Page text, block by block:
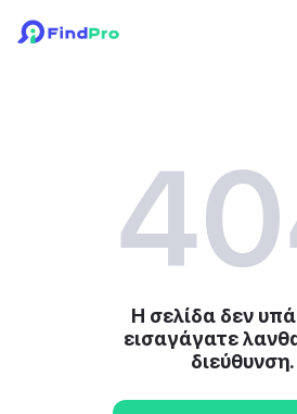
Η σελίδα δεν
εισαγάγατε
διεύθυνση.